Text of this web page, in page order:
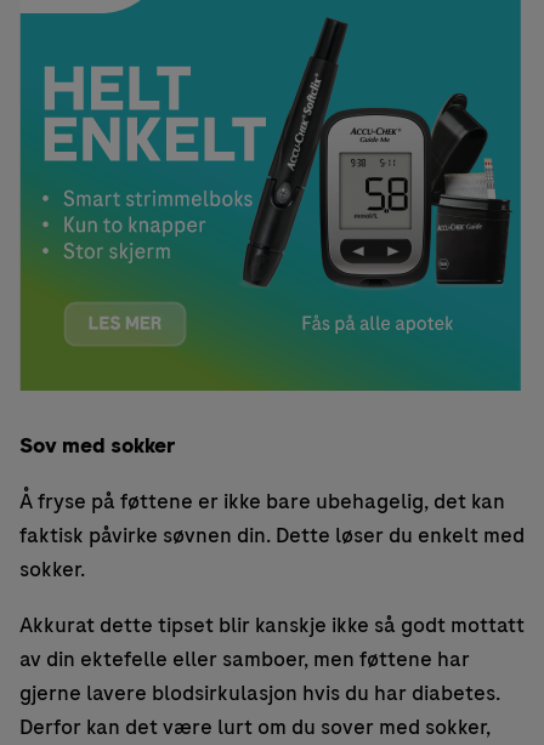
Sov med sokker
Å fryse på føttene er ikke bare ubehagelig, det kan
faktisk påvirke søvnen din. Dette løser du enkelt med
sokker.
Akkurat dette tipset blir kanskje ikke så godt mottatt
av din ektefelle eller samboer, men føttene har
gjerne lavere blodsirkulasjon hvis du har diabetes.
Derfor kan det være lurt om du sover med sokker,